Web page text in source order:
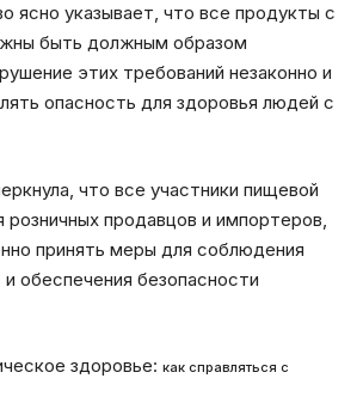
ясно указывает, что все продукты с
быть должным образом
этих требований незаконно и
опасность для здоровья людей с
что все участники пищевой
розничных продавцов и импортеров,
принять меры для соблюдения
обеспечения безопасности
здоровье: как справляться с